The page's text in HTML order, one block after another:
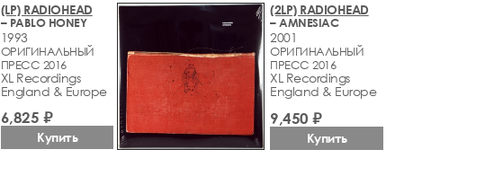
(LP) RADIOHEAD
– PABLO HONEY
1993
ОРИГИНАЛЬНЫЙ
ПРЕСС 2016
XL Recordings
England & Europe
6,825 ₽
Купить
(2LP) RADIOHEAD
– AMNESIAC
2001
ОРИГИНАЛЬНЫЙ
ПРЕСС 2016
XL Recordings
England & Europe
9,450 ₽
Купить